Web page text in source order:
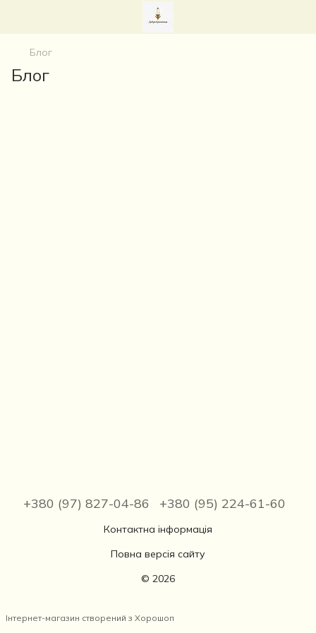
Блог
Блог
+380 (97) 827-04-86 +380 (95) 224-61-60
Контактна інформація
Повна версія сайту
© 2026
Інтернет-магазин створений з Хорошоп